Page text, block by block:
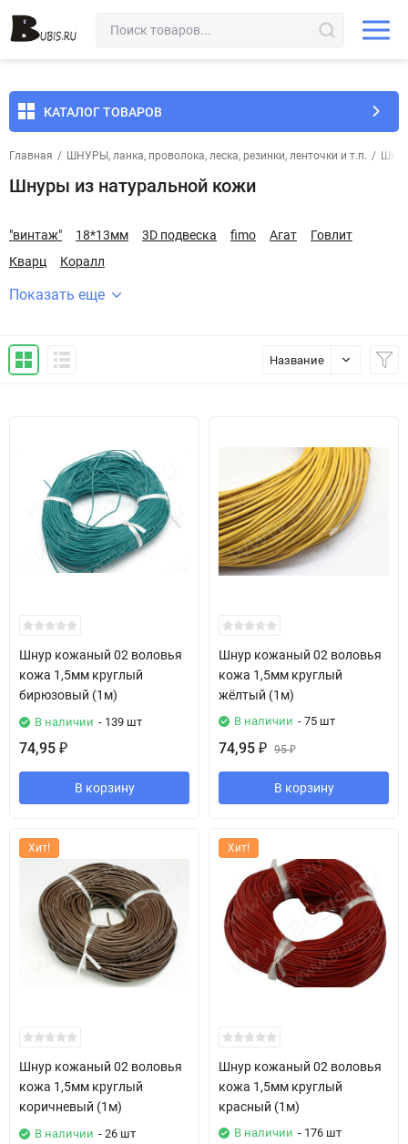
КАТАЛОГ ТОВАРОВ
Главная / ШНУРЫ, ланка, проволока, леска, резинки, ленточки и т.п. /
Шнуры из натуральной кожи
"винтаж" 18*13мм 3D подвеска fimo Агат
Говлит
Кварц
Коралл
Показать еще
Название
Шнур кожаный 02 воловья
кожа 1,5мм круглый
бирюзовый (1м)
В наличии - 139 шт
74,95 ₽
В корзину
Шнур кожаный 02 воловья
кожа 1,5мм круглый
жёлтый (1м)
В наличии - 75 шт
74,95 ₽ 95₽
В корзину
Хит!
Шнур кожаный 02 воловья
кожа 1,5мм круглый
коричневый (1м)
В наличии - 26 шт
Хит!
Шнур кожаный 02 воловья
кожа 1,5мм круглый
красный (1м)
В наличии - 176 шт